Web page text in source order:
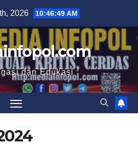
2026 10:46:50 AM
dan Edukasi